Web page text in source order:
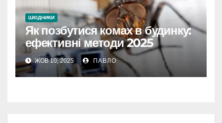
ШКІДНИКИ
Як позбутися комах в будинку:
ефективні методи 2025
ЖОВ 10, 2025 ПАВЛО